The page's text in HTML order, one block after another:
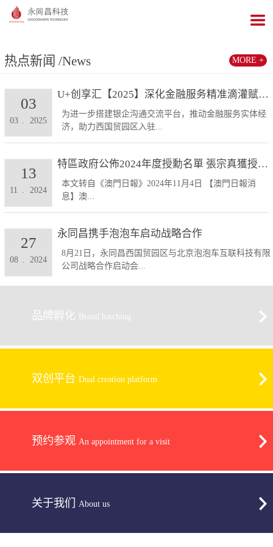
热点新闻 /News
U+创享汇【2025】深化金融服务精准滴灌赋能发展...
为进一步搭建银企沟通交流平台，推动金融服务实体经
济，助力西国贸园区入驻...
03 2025
03
特區政府公佈2024年度授勳名單 張宗真獲授予專業...
本文转自《澳門日報》2024年11月4日 【澳門日報消
息】澳...
11 2024
13
永同昌携手泡泡车启动战略合作
8月21日，永同昌西国贸园区与北京泡泡车互联科技有限
公司战略合作启动会...
08 . 2024
27
MORE +
品牌孵化 Brand hatching
双创平台 Dual creation platform
预约参观 An appointment for a visit
关于我们 About us